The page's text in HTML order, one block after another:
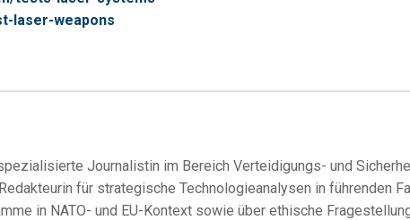
laser-weapons
Journalistin im Bereich Verteidigungs- und
für strategische Technologieanalysen in führenden
in NATO- und EU-Kontext sowie über ethische